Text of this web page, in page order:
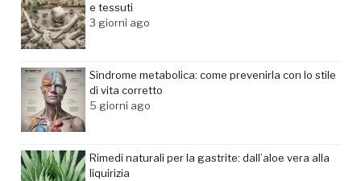
e tessuti
3 giorni ago
Sindrome metabolica: come prevenirla con lo stile
di vita corretto
5 giorni ago
Rimedi naturali per la gastrite: dall’aloe vera alla
liquirizia